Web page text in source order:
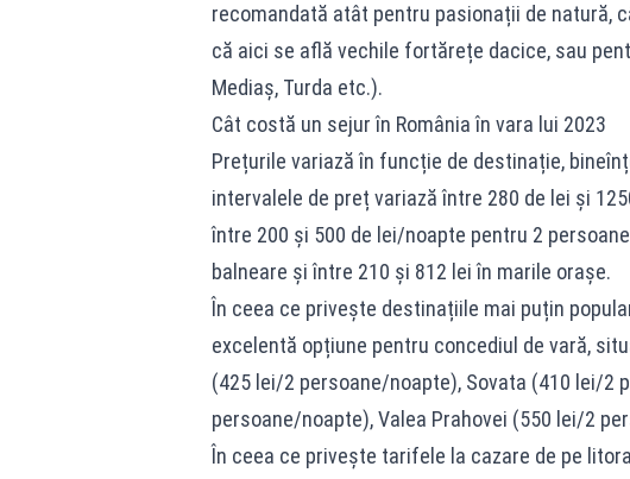
recomandată atât pentru pasionații de natură,
că aici se află vechile fortărețe dacice, sau
Mediaș, Turda etc.).
Cât costă un sejur în România în vara lui 2023
Prețurile variază în funcție de destinație,
intervalele de preț variază între 280 de lei și
între 200 și 500 de lei/noapte pentru 2
balneare și între 210 și 812 lei în marile orașe.
În ceea ce privește destinațiile mai puțin
excelentă opțiune pentru concediul de vară,
(425 lei/2 persoane/noapte), Sovata (410 lei/2
persoane/noapte), Valea Prahovei (550 lei/2
În ceea ce privește tarifele la cazare de pe